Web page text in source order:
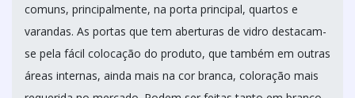
comuns, principalmente, na porta principal, quartos e
varandas. As portas que tem aberturas de vidro destacam-
se pela fácil colocação do produto, que também em outras
áreas internas, ainda mais na cor branca, coloração mais